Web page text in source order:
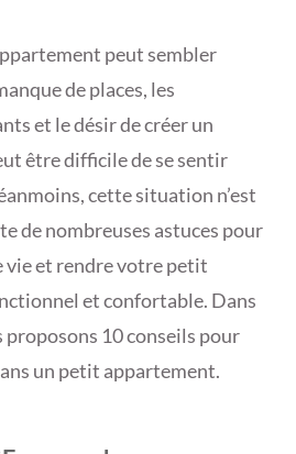
peut sembler
de places, les
et le désir de créer un
être difficile de se sentir
cette situation n’est
de nombreuses astuces pour
vie et rendre votre petit
et confortable. Dans
10 conseils pour
un petit appartement.